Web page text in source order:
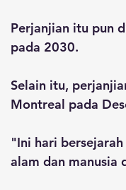
Perjanjian itu pun
pada 2030.
Selain itu,
Montreal pada
"Ini hari
alam dan manusia